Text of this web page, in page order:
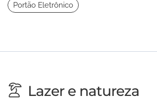
Portão Eletrônico
Lazer e natureza